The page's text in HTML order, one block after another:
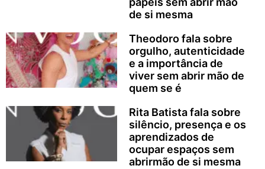
de si mesma
Theodoro fala sobre
orgulho, autenticidade
e a importância de
viver sem abrir mão de
quem se é
Rita Batista fala sobre
silêncio, presença e os
aprendizados de
ocupar espaços sem
abrirmão de si mesma